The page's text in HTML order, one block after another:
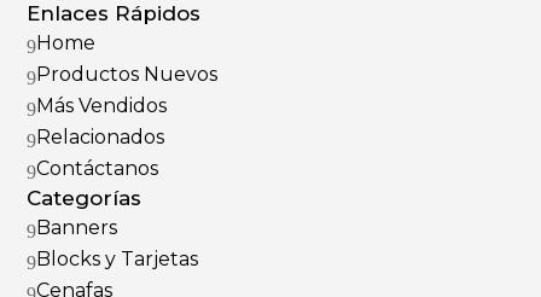
Enlaces Rápidos
9Home
9Productos Nuevos
9Más Vendidos
9Relacionados
9Contáctanos
Categorías
9Banners
9Blocks y Tarjetas
Cenafas